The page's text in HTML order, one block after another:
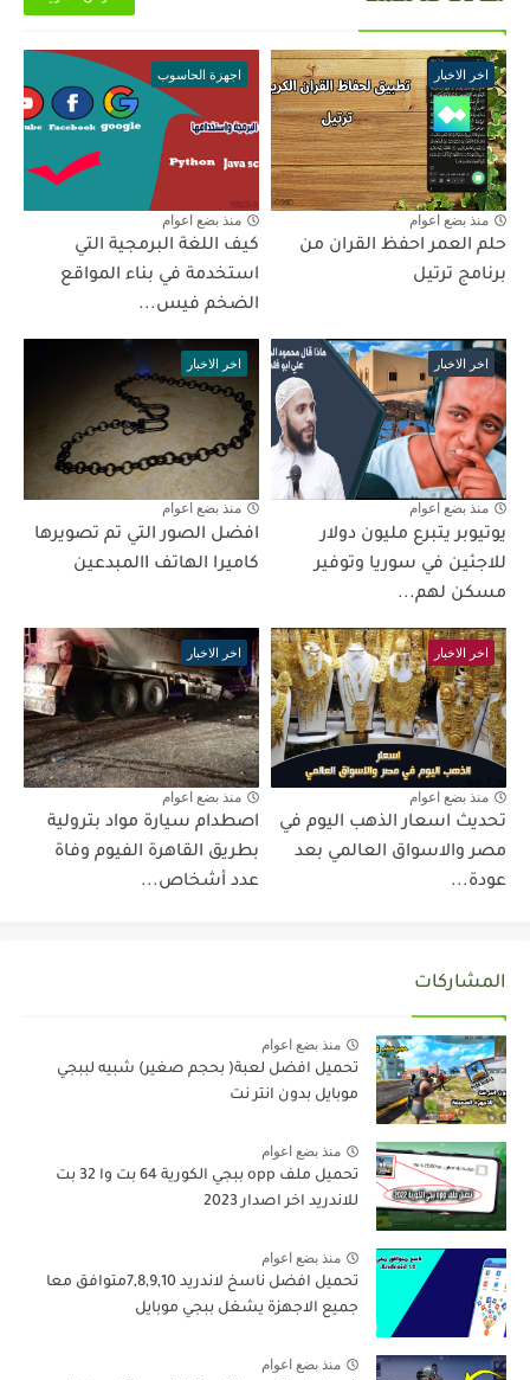
اخر الاخبار
منذ بضع اعوام
حلم العمر احفظ القران من
برنامج ترتيل
اجهزة الحاسوب
منذ بضع اعوام
كيف اللغة البرمجية التي
استخدمة في بناء المواقع
الضخم فيس...
اخر الاخبار
منذ بضع اعوام
يوتيوبر يتبرع مليون دولار
للاجئين في سوريا وتوفير
مسكن لهم...
اخر الاخبار
منذ بضع اعوام
افضل الصور التي تم تصويرها
كاميرا الهاتف Iالمبدعين
اخر الاخبار
منذ بضع اعوام
تحديث اسعار الذهب اليوم في
مصر والاسواق العالمي بعد
عودة...
اخر الاخبار
منذ بضع اعوام
اصطدام سيارة مواد بترولية
بطريق القاهرة الفيوم وفاة
عدد أشخاص...
المشاركات
منذ بضع اعوام
تحميل افضل لعبة( بحجم صغير) شبيه لببجي
موبايل بدون انتر نت
منذ بضع اعوام
تحميل ملف opp ببجي الكورية 64 بت وا 32 بت
للاندريد اخر اصدار 2023
منذ بضع اعوام
تحميل افضل ناسخ لاندريد 7,8,9,10متوافق معا
جميع الاجهزة يشغل ببجي موبايل
منذ بضع اعوام